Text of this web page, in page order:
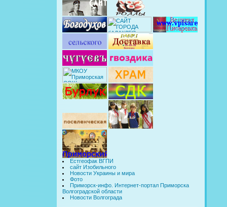
Естгеофак ВГПИ
сайт Изобильного
Новости Украины и мира
Фото
Приморск-инфо. Интернет-портал Приморска
Волгоградской области
Новости Волгограда